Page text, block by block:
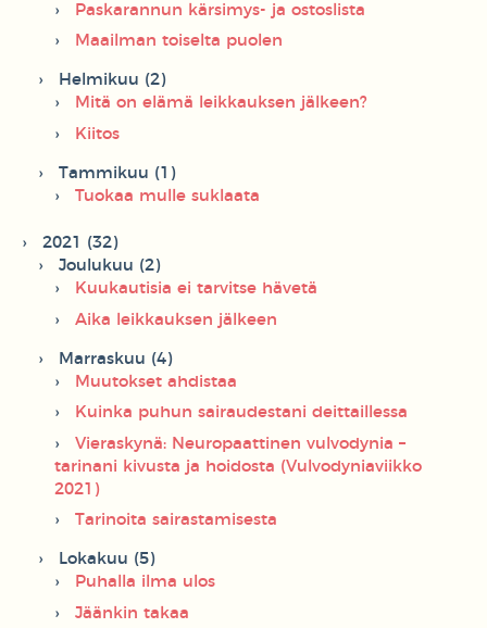
Paskarannun kärsimys- ja ostoslista
Maailman toiselta puolen
Helmikuu (2)
Mitä on elämä leikkauksen jälkeen?
Kiitos
Tammikuu (1)
Tuokaa mulle suklaata
2021 (32)
Joulukuu (2)
Kuukautisia ei tarvitse hävetä
Aika leikkauksen jälkeen
Marraskuu (4)
Muutokset ahdistaa
Kuinka puhun sairaudestani deittaillessa
Vieraskynä: Neuropaattinen vulvodynia –
tarinani kivusta ja hoidosta (Vulvodyniaviikko
2021)
Tarinoita sairastamisesta
Lokakuu (5)
Puhalla ilma ulos
Jäänkin takaa